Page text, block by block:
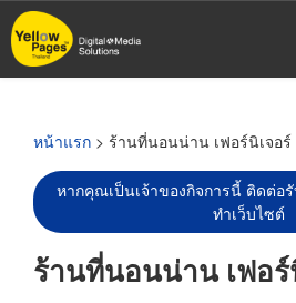
ข้าม
ไป
หน้าแรก > ร้านที่นอนน่าน เฟอร์นิเจอร์
หากคุณเป็นเจ้าของกิจการนี้ ติดต่อ
ทำเว็บไซต์
ร้านที่นอนน่าน เฟอร์